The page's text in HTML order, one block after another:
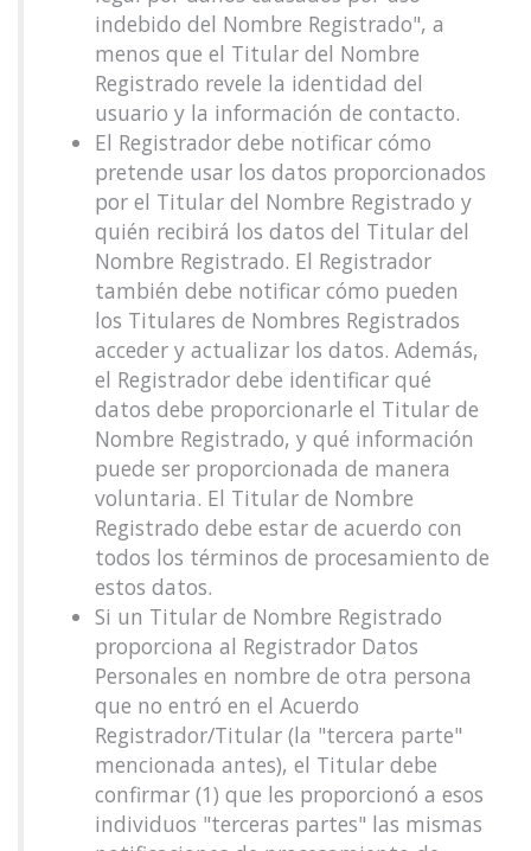
indebido del Nombre Registrado", a
menos que el Titular del Nombre
Registrado revele la identidad del
usuario y la información de contacto.
El Registrador debe notificar cómo
pretende usar los datos proporcionados
por el Titular del Nombre Registrado y
quién recibirá los datos del Titular del
Nombre Registrado. El Registrador
también debe notificar cómo pueden
los Titulares de Nombres Registrados
acceder y actualizar los datos. Además,
el Registrador debe identificar qué
datos debe proporcionarle el Titular de
Nombre Registrado, y qué información
puede ser proporcionada de manera
voluntaria. El Titular de Nombre
Registrado debe estar de acuerdo con
todos los términos de procesamiento de
estos datos.
Si un Titular de Nombre Registrado
proporciona al Registrador Datos
Personales en nombre de otra persona
que no entró en el Acuerdo
Registrador/Titular (la "tercera parte"
mencionada antes), el Titular debe
confirmar (1) que les proporcionó a esos
individuos "terceras partes" las mismas